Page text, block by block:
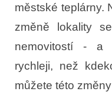
městské teplárny.
změně lokality
nemovitostí - a
rychleji, než
můžete této